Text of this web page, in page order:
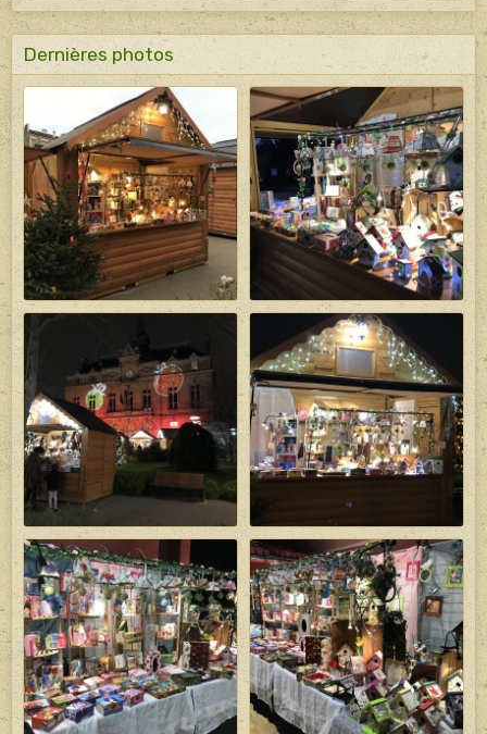
Dernières photos